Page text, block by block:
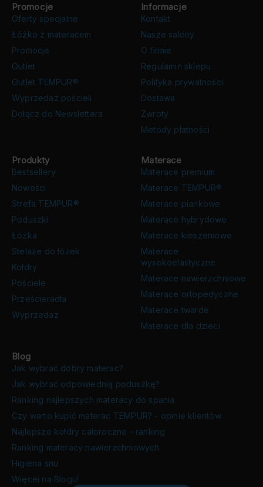
Promocje
Oferty specjalne
Łóżko z materacem
Promocje
Outlet
Outlet TEMPUR®
Wyprzedaż pościeli
Dołącz do Newslettera
Informacje
Kontakt
Nasze salony
O firmie
Regulamin sklepu
Polityka prywatności
Dostawa
Zwroty
Metody płatności
Produkty
Bestsellery
Nowości
Strefa TEMPUR®
Poduszki
Łóżka
Stelaże do łóżek
Kołdry
Pościele
Prześcieradła
Wyprzedaż
Materace
Materace premium
Materace TEMPUR®
Materace piankowe
Materace hybrydowe
Materace kieszeniowe
Materace
wysokoelastyczne
Materace nawierzchniowe
Materace ortopedyczne
Materace twarde
Materace dla dzieci
Blog
Jak wybrać dobry materac?
Jak wybrać odpowiednią poduszkę?
Ranking najlepszych materacy do spania
Czy warto kupić materac TEMPUR? - opinie klientów
Najlepsze kołdry całoroczne - ranking
Ranking materacy nawierzchniowych
Higiena snu
Więcej na Blogu!